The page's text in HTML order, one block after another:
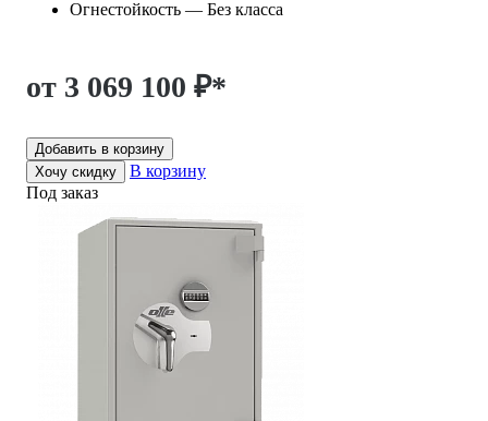
Огнестойкость — Без класса
от 3 069 100 ₽*
Добавить в корзину
Хочу скидку
В корзину
Под заказ